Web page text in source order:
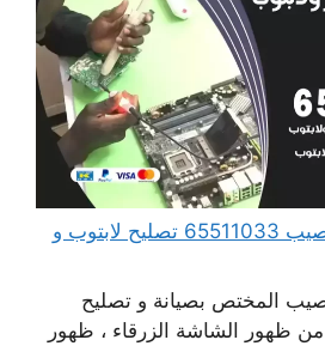
مهندس كمبيوتر النويصيب 65511033 تصليح لابتوب و
المختص بصيانة و تصليح
من ظهور الشاشة الزرقاء ، ظهور